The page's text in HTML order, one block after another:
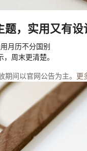
题，实用又有设
月历不分国别
周末更清楚。
期间以官网公告为主。 更